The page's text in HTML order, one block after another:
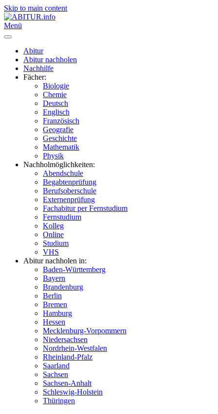
Skip to main content
Menü
Abitur
Abitur nachholen
Nachhilfe
Fächer:
Biologie
Chemie
Deutsch
Englisch
Französisch
Geografie
Geschichte
Mathematik
Physik
Nachholmöglichkeiten:
Abendschule
Begabtenprüfung
Berufsoberschule
Externenprüfung
Fachabitur per Fernstudium
Fernstudium
Kolleg
Online
Studium
VHS
Abitur nachholen in:
Baden-Württemberg
Bayern
Brandenburg
Berlin
Bremen
Hamburg
Hessen
Mecklenburg-Vorpommern
Niedersachsen
Nordrhein-Westfalen
Rheinland-Pfalz
Saarland
Sachsen
Sachsen-Anhalt
Schleswig-Holstein
Thüringen